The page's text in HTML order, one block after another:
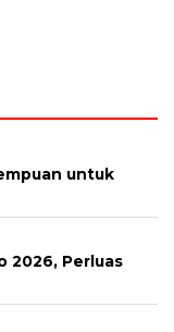
untuk
2026, Perluas